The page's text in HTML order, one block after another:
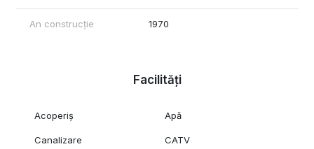
An construcție 1970
Facilități
Acoperiș Apă
Canalizare CATV